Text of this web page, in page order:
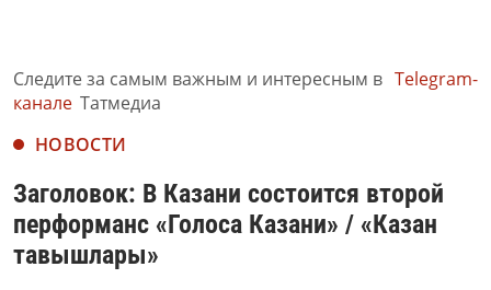
Следите за самым важным и интересным в Telegram-
канале Татмедиа
НОВОСТИ
Заголовок: В Казани состоится второй
перформанс «Голоса Казани» / «Казан
тавышлары»